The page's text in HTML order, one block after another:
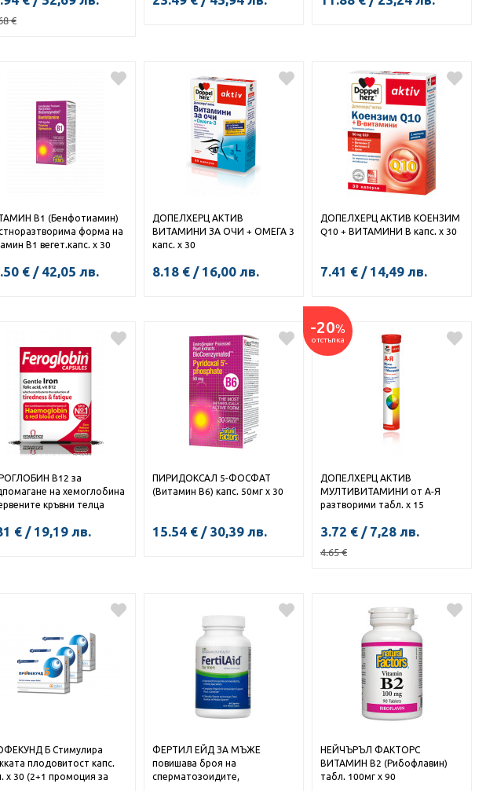
€
В1 (Бенфотиамин)
форма на
В1 вегет.капс. х 30
€ / 42,05 лв.
ДОПЕЛХЕРЦ АКТИВ
ВИТАМИНИ ЗА ОЧИ + ОМЕГА 3
капс. х 30
8.18 € / 16,00 лв.
КУПИ
ДОПЕЛХЕРЦ АКТИВ КОЕНЗИМ
Q10 + ВИТАМИНИ В капс. х 30
7.41 € / 14,49 лв.
В12 за
на хемоглобина
кръвни телца
€ / 19,19 лв.
ПИРИДОКСАЛ 5-ФОСФАТ
(Витамин В6) капс. 50мг х 30
15.54 € / 30,39 лв.
-20%
отстъпка
ДОПЕЛХЕРЦ АКТИВ
МУЛТИВИТАМИНИ от А-Я
разтворими табл. х 15
3.72 € / 7,28 лв.
4.65€
КУПИ
Б Стимулира
плодовитост капс.
х 30 (2+1 промоция за
ФЕРТИЛ ЕЙД ЗА МЪЖЕ
повишава броя на
сперматозоидите,
НЕЙЧЪРЪЛ ФАКТОРС
ВИТАМИН В2 (Рибофлавин)
табл. 100мг х 90